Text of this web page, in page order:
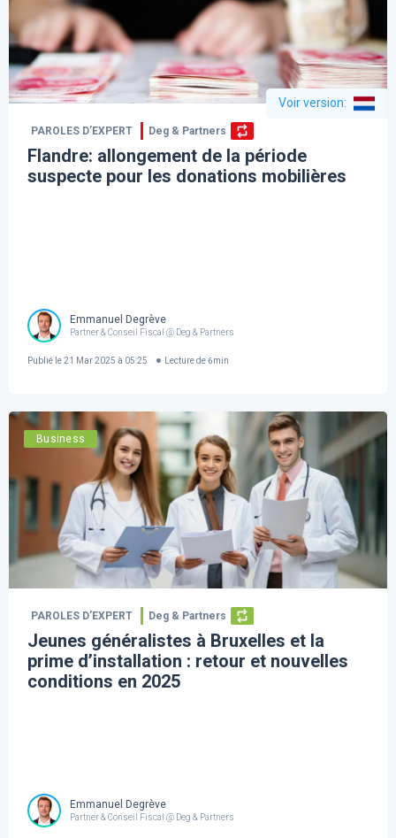
Voir version:
PAROLES D’EXPERT Deg & Partners
Flandre: allongement de la période
suspecte pour les donations mobilières
Emmanuel Degrève
Partner & Conseil Fiscal @ Deg & Partners
Publié le21 Mar 2025 à 05:25 Lecture de 6min
Business
PAROLES D’EXPERT Deg & Partners
Jeunes généralistes à Bruxelles et la
prime d’installation : retour et nouvelles
conditions en 2025
Emmanuel Degrève
Partner & Conseil Fiscal @ Deg & Partners